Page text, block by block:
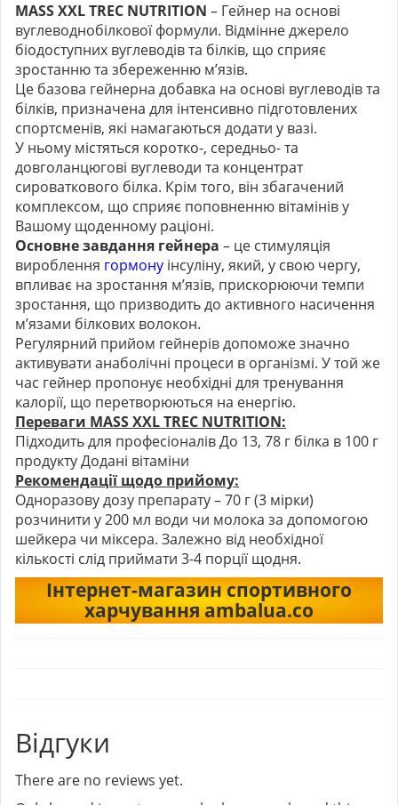
MASS XXL TREC NUTRITION – Гейнер на основі
вуглеводнобілкової формули. Відмінне джерело
біодоступних вуглеводів та білків, що сприяє
зростанню та збереженню м’язів.
Це базова гейнерна добавка на основі вуглеводів та
білків, призначена для інтенсивно підготовлених
спортсменів, які намагаються додати у вазі.
У ньому містяться коротко-, середньо- та
довголанцюгові вуглеводи та концентрат
сироваткового білка. Крім того, він збагачений
комплексом, що сприяє поповненню вітамінів у
Вашому щоденному раціоні.
Основне завдання гейнера – це стимуляція
вироблення гормону інсуліну, який, у свою чергу,
впливає на зростання м’язів, прискорюючи темпи
зростання, що призводить до активного насичення
м’язами білкових волокон.
Регулярний прийом гейнерів допоможе значно
активувати анаболічні процеси в організмі. У той же
час гейнер пропонує необхідні для тренування
калорії, що перетворюються на енергію.
Переваги MASS XXL TREC NUTRITION:
Підходить для професіоналів До 13, 78 г білка в 100 г
продукту Додані вітаміни
Рекомендації щодо прийому:
Одноразову дозу препарату – 70 г (3 мірки)
розчинити у 200 мл води чи молока за допомогою
шейкера чи міксера. Залежно від необхідної
кількості слід приймати 3-4 порції щодня.
Інтернет-магазин спортивного
харчування ambalua.co
Відгуки
There are no reviews yet.